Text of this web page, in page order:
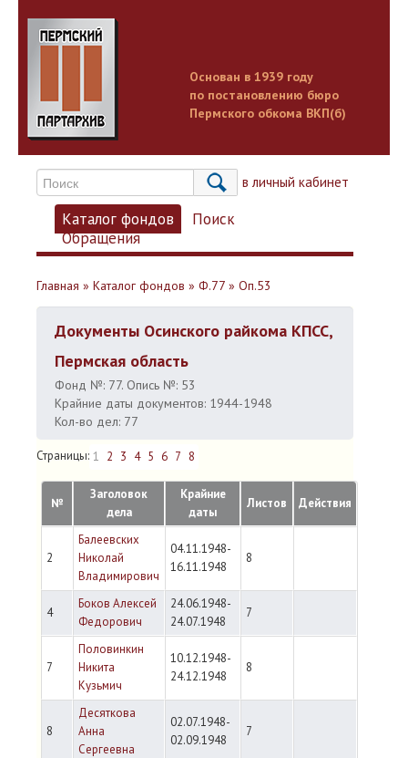
Основан в 1939 году
по постановлению бюро
Пермского обкома ВКП(б)
Вход в личный кабинет
Каталог фондов
Поиск
Обращения
Главная » Каталог фондов » Ф.77 » Оп.53
Документы Осинского райкома КПСС,
Пермская область
Фонд №: 77. Опись №: 53
Крайние даты документов: 1944-1948
Кол-во дел: 77
Страницы: 1 2 3 4 5 6 7 8
№
Заголовок
дела
Крайние
даты
Листов Действия
2
Балеевских
Николай
Владимирович
04.11.1948-
16.11.1948
8
4
Боков Алексей
Федорович
24.06.1948-
24.07.1948
7
7
Половинкин
Никита
Кузьмич
10.12.1948-
24.12.1948
8
8
Десяткова
Анна
Сергеевна
02.07.1948-
02.09.1948
7